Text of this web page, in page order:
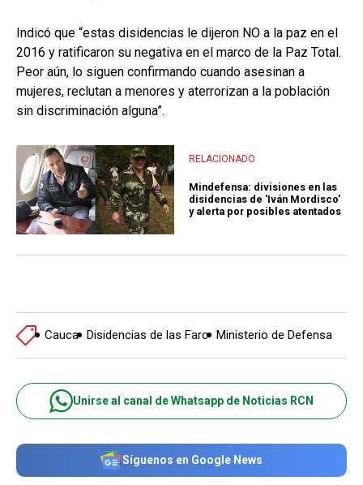
Indicó que “estas disidencias le dijeron NO a la paz en el
2016 y ratificaron su negativa en el marco de la Paz Total.
Peor aún, lo siguen confirmando cuando asesinan a
mujeres, reclutan a menores y aterrorizan a la población
sin discriminación alguna”.
RELACIONADO
Mindefensa: divisiones en las
disidencias de 'Iván Mordisco'
y alerta por posibles atentados
Cauca Disidencias de las Farc Ministerio de Defensa
Unirse al canal de Whatsapp de Noticias RCN
Síguenos en Google News